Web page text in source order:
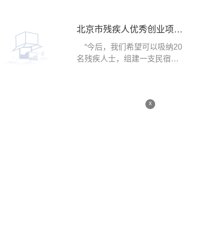
北京市残疾人优秀创业项目展示迎来8位创业者
“今后，我们希望可以吸纳20
名残疾人士，组建一支民宿特
x